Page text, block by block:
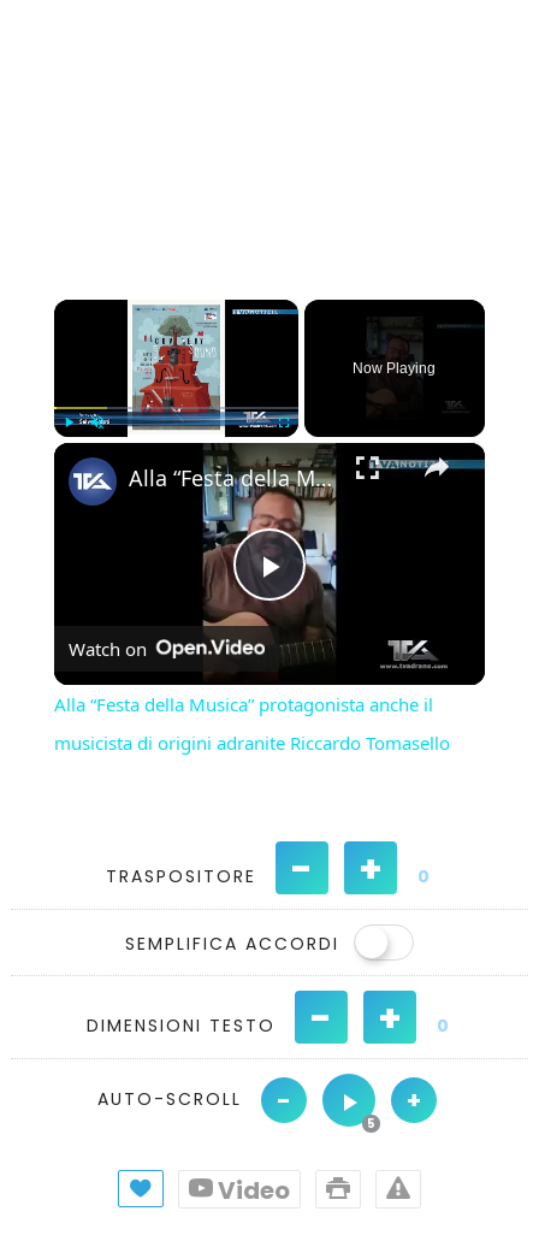
×
Fullscreen
Now Playing
×
Play
Video
Alla “Festa della Musica” protagonista anche il musicista di origini adranite Riccardo Tomasello
Watch on
Alla “Festa della Musica” protagonista anche il
musicista di origini adranite Riccardo Tomasello
TRASPOSITORE - + 0
SEMPLIFICA ACCORDI
DIMENSIONI TESTO - + 0
AUTO-SCROLL - +
Video